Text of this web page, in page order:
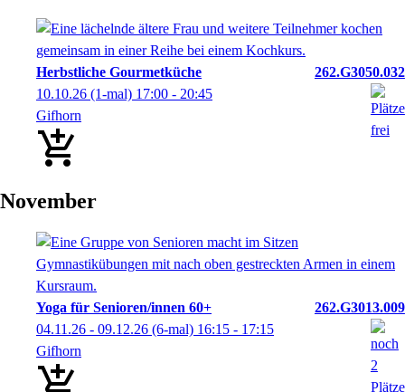
Herbstliche Gourmetküche
262.G3050.032
10.10.26 (1-mal) 17:00 - 20:45
Gifhorn
November
Yoga für Senioren/innen 60+
262.G3013.009
04.11.26 - 09.12.26 (6-mal) 16:15 - 17:15
Gifhorn